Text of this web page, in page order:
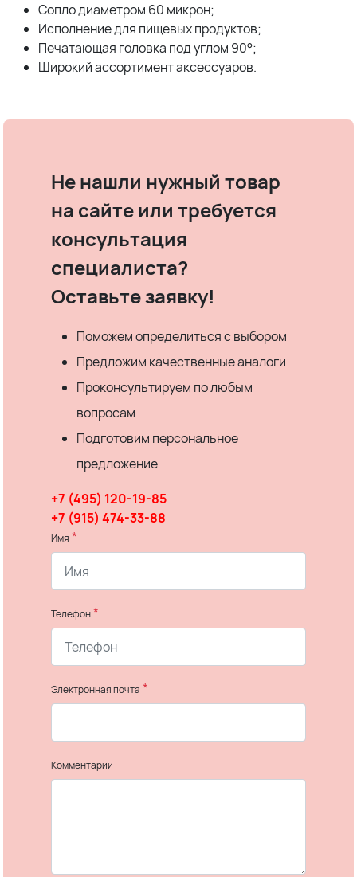
Сопло диаметром 60 микрон;
Исполнение для пищевых продуктов;
Печатающая головка под углом 90°;
Широкий ассортимент аксессуаров.
Не нашли нужный товар
на сайте или требуется
консультация
специалиста?
Оставьте заявку!
Поможем определиться с выбором
Предложим качественные аналоги
Проконсультируем по любым
вопросам
Подготовим персональное
предложение
+7 (495) 120-19-85
+7 (915) 474-33-88
Имя *
Телефон*
Электронная почта *
Комментарий